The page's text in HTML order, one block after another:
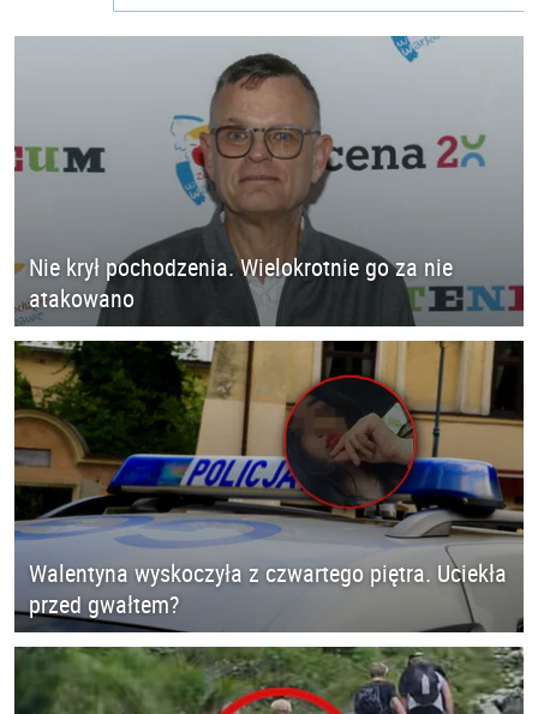
Nie krył pochodzenia. Wielokrotnie go za nie
atakowano
Walentyna wyskoczyła z czwartego piętra. Uciekła
przed gwałtem?